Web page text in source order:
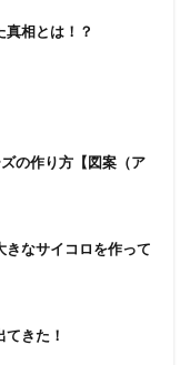
相とは！？
の作り方【図案（ア
きなサイコロを作って
きた！